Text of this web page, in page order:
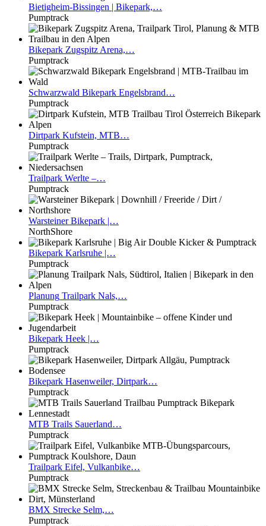
Bietigheim-Bissingen | Bikepark,…
Pumptrack
Bikepark Zugspitz Arena,…
Pumptrack
Schwarzwald Bikepark Engelsbrand…
Pumptrack
Dirtpark Kufstein, MTB…
Pumptrack
Trailpark Werlte –…
Pumptrack
WarsteinerBikepark |…
NorthShore
Bikepark Karlsruhe |…
Pumptrack
Planung Trailpark Nals,…
Pumptrack
Bikepark Heek |…
Pumptrack
Bikepark Hasenweiler, Dirtpark…
Pumptrack
MTB Trails Sauerland…
Pumptrack
Trailpark Eifel, Vulkanbike…
Pumptrack
BMX Strecke Selm,…
Pumptrack